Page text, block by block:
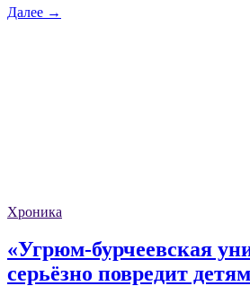
Далее →
Хроника
«Угрюм-бурчеевская
серьёзно повредит